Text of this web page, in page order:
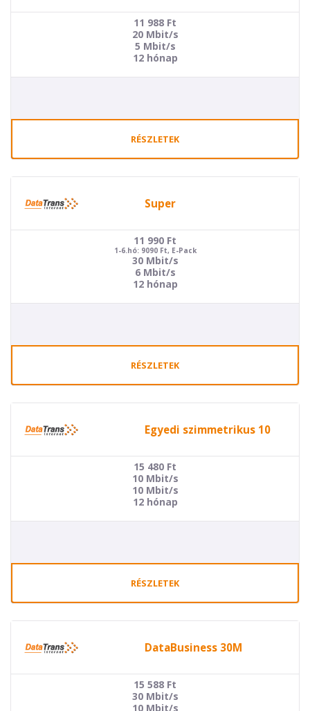
11 988 Ft
20 Mbit/s
5 Mbit/s
12 hónap
RÉSZLETEK
Super
11 990 Ft
1-6.hó: 9090 Ft, E-Pack
30 Mbit/s
6 Mbit/s
12 hónap
RÉSZLETEK
Egyedi szimmetrikus 10
15 480 Ft
10 Mbit/s
10 Mbit/s
12 hónap
RÉSZLETEK
DataBusiness 30M
15 588 Ft
30 Mbit/s
10 Mbit/s